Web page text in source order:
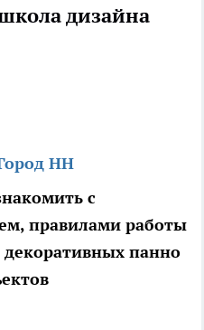
дизайна
НН
с
правилами работы
декоративных панно